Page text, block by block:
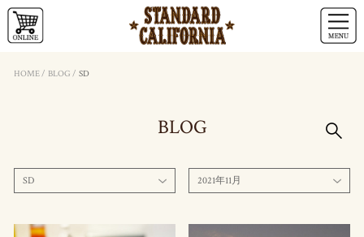
HOME/ BLOG / SD
BLOG
SD 2021年11月